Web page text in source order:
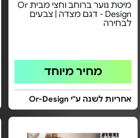
מיטת נוער ברוחב וחצי מבית Or
Design - דגם מצדה | צבעים
לבחירה
מחיר מיוחד
אחריות לשנה ע"י Or-Design